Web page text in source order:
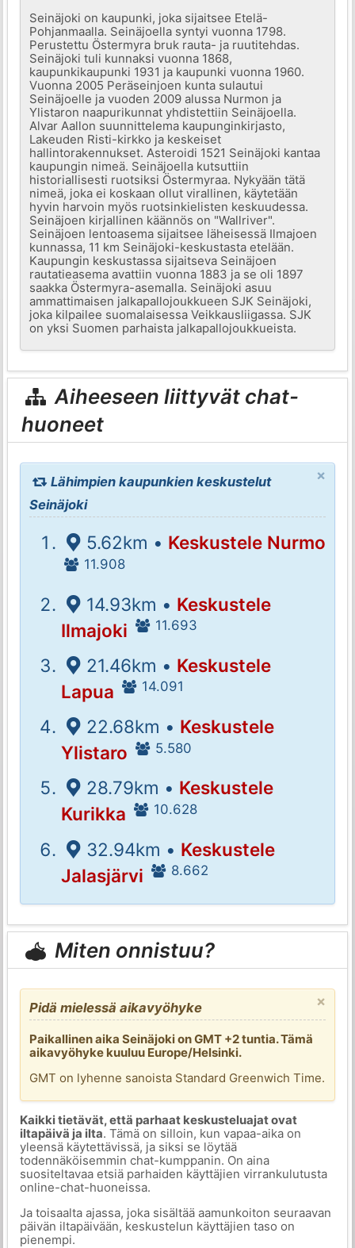
Seinäjoki on kaupunki, joka sijaitsee Etelä-
Pohjanmaalla. Seinäjoella syntyi vuonna 1798.
Perustettu Östermyra bruk rauta- ja ruutitehdas.
Seinäjoki tuli kunnaksi vuonna 1868,
kaupunkikaupunki 1931 ja kaupunki vuonna 1960.
Vuonna 2005 Peräseinjoen kunta sulautui
Seinäjoelle ja vuoden 2009 alussa Nurmon ja
Ylistaron naapurikunnat yhdistettiin Seinäjoella.
Alvar Aallon suunnittelema kaupunginkirjasto,
Lakeuden Risti-kirkko ja keskeiset
hallintorakennukset. Asteroidi 1521 Seinäjoki kantaa
kaupungin nimeä. Seinäjoella kutsuttiin
historiallisesti ruotsiksi Östermyraa. Nykyään tätä
nimeä, joka ei koskaan ollut virallinen, käytetään
hyvin harvoin myös ruotsinkielisten keskuudessa.
Seinäjoen kirjallinen käännös on "Wallriver".
Seinäjoen lentoasema sijaitsee läheisessä Ilmajoen
kunnassa, 11 km Seinäjoki-keskustasta etelään.
Kaupungin keskustassa sijaitseva Seinäjoen
rautatieasema avattiin vuonna 1883 ja se oli 1897
saakka Östermyra-asemalla. Seinäjoki asuu
ammattimaisen jalkapallojoukkueen SJK Seinäjoki,
joka kilpailee suomalaisessa Veikkausliigassa. SJK
on yksi Suomen parhaista jalkapallojoukkueista.
Aiheeseen liittyvät chat-
huoneet
×
Lähimpien kaupunkien keskustelut
Seinäjoki
5.62km • Keskustele Nurmo
11.908
14.93km • Keskustele
Ilmajoki
11.693
21.46km • Keskustele
Lapua
14.091
22.68km • Keskustele
Ylistaro
5.580
28.79km • Keskustele
Kurikka
10.628
32.94km • Keskustele
Jalasjärvi
8.662
Miten onnistuu?
×
Pidä mielessä aikavyöhyke
Paikallinen aika Seinäjoki on GMT +2 tuntia. Tämä
aikavyöhyke kuuluu Europe/Helsinki.
GMT on lyhenne sanoista Standard Greenwich Time.
Kaikki tietävät, että parhaat keskusteluajat ovat
iltapäivä ja ilta. Tämä on silloin, kun vapaa-aika on
yleensä käytettävissä, ja siksi se löytää
todennäköisemmin chat-kumppanin. On aina
suositeltavaa etsiä parhaiden käyttäjien virrankulutusta
online-chat-huoneissa.
Ja toisaalta ajassa, joka sisältää aamunkoiton seuraavan
päivän iltapäivään, keskustelun käyttäjien taso on
pienempi.